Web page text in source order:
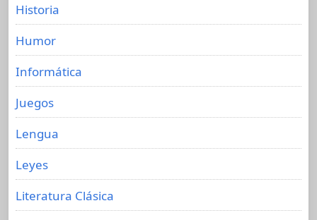
Historia
Humor
Informática
Juegos
Lengua
Leyes
Literatura Clásica